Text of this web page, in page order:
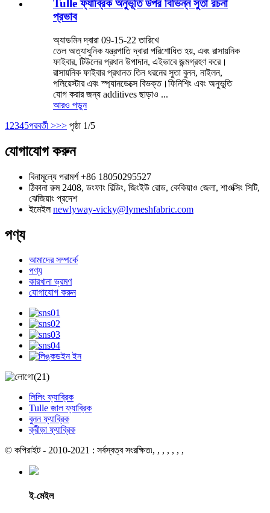
Tulle ফ্যাব্রিক অনুভূতি উপর বিভিন্ন সুতা রচনা
প্রভাব
অ্যাডমিন দ্বারা 09-15-22 তারিখে
তেল অত্যাধুনিক যন্ত্রপাতি দ্বারা পরিশোধিত হয়, এবং রাসায়নিক
ফাইবার, টিউলের প্রধান উপাদান, এইভাবে জন্মগ্রহণ করে।
রাসায়নিক ফাইবার প্রধানত তিন ধরনের সুতা বুনন, নাইলন,
পলিয়েস্টার এবং স্প্যানডেক্সে বিভক্ত।ফিনিশিং এবং অনুভূতি
যোগ করার জন্য additives ছাড়াও ...
আরও পড়ুন
1 2345পরবর্তী >>> পৃষ্ঠা 1/5
যোগাযোগ করুন
বিনামূল্যে পরামর্শ +86 18050295527
ঠিকানা রুম 2408, ডংফাং বিল্ডিং, জিংইউ রোড, কেকিয়াও জেলা, শাওক্সিং সিটি,
ঝেজিয়াং প্রদেশ
ইমেইল newlyway-vicky@lymeshfabric.com
পণ্য
আমাদের সম্পর্কে
পণ্য
কারখানা ভ্রমণ
যোগাযোগ করুন
লিলিং ফ্যাব্রিক
Tulle জাল ফ্যাব্রিক
বুনন ফ্যাব্রিক
ক্রীড়া ফ্যাব্রিক
© কপিরাইট - 2010-2021 : সর্বস্বত্ব সংরক্ষিত৷, , , , , , ,
ই-মেইল